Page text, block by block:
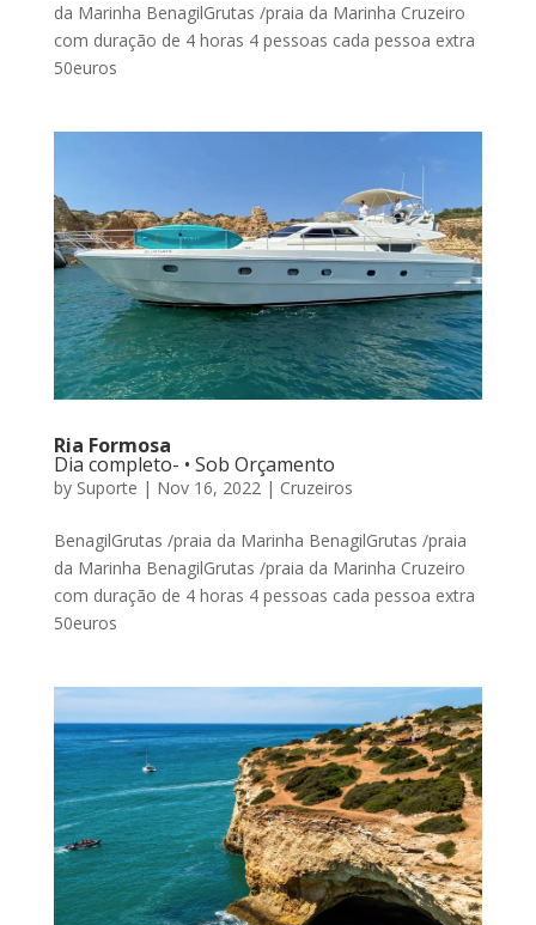
da Marinha BenagilGrutas /praia da Marinha Cruzeiro
com duração de 4 horas 4 pessoas cada pessoa extra
50euros
Ria Formosa
Dia completo- • Sob Orçamento
by Suporte | Nov 16, 2022| Cruzeiros
BenagilGrutas /praia da Marinha BenagilGrutas /praia
da Marinha BenagilGrutas /praia da Marinha Cruzeiro
com duração de 4 horas 4 pessoas cada pessoa extra
50euros